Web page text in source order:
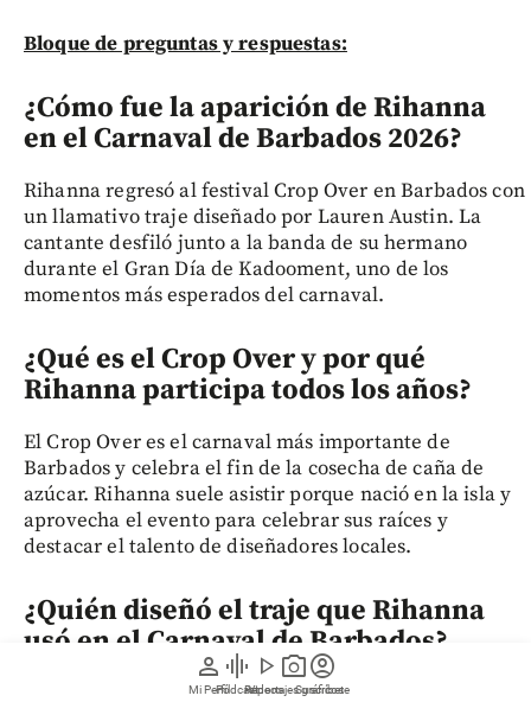
person
Mi Perfil
graphic_eq
Pódcast
play_arrow
Videos
photo_camera
Reportajes gráficos
account_circle
Suscríbete
Bloque de preguntas y respuestas:
¿Cómo fue la aparición de Rihanna
en el Carnaval de Barbados 2026?
Rihanna regresó al festival Crop Over en Barbados con
un llamativo traje diseñado por Lauren Austin. La
cantante desfiló junto a la banda de su hermano
durante el Gran Día de Kadooment, uno de los
momentos más esperados del carnaval.
¿Qué es el Crop Over y por qué
Rihanna participa todos los años?
El Crop Over es el carnaval más importante de
Barbados y celebra el fin de la cosecha de caña de
azúcar. Rihanna suele asistir porque nació en la isla y
aprovecha el evento para celebrar sus raíces y
destacar el talento de diseñadores locales.
¿Quién diseñó el traje que Rihanna
usó en el Carnaval de Barbados?
El vestuario fue creado por la diseñadora barbadense